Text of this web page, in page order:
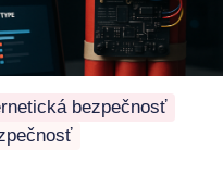
bezpečnosť